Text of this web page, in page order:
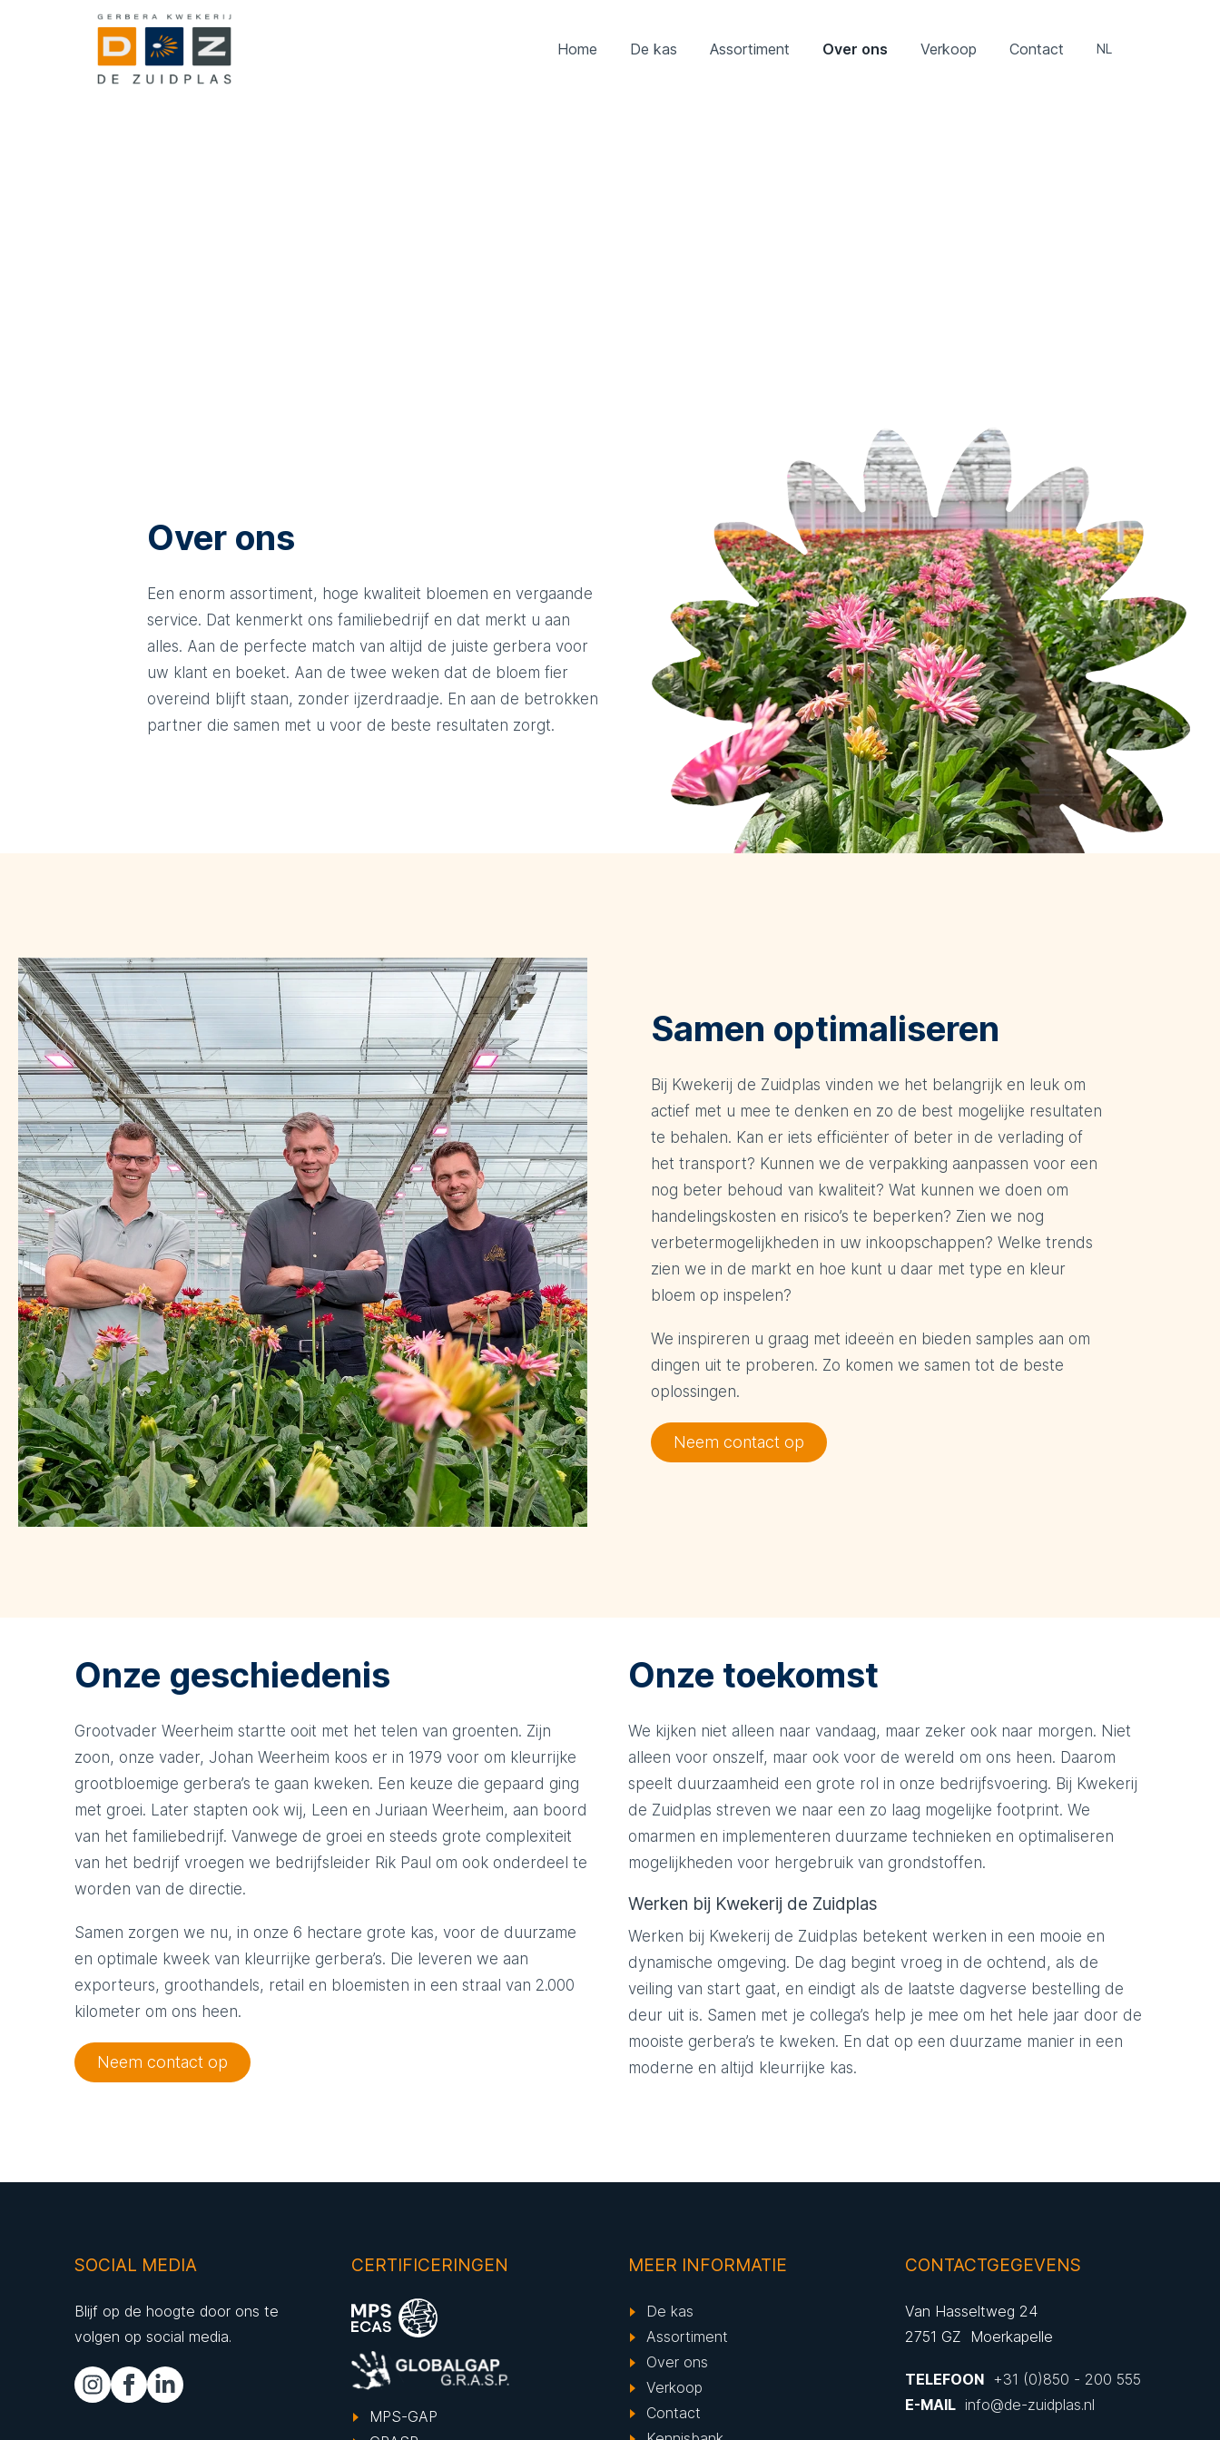
Home De kas Assortiment Over ons Verkoop Contact NL
Over ons
Een enorm assortiment, hoge kwaliteit bloemen en vergaande
service. Dat kenmerkt ons familiebedrijf en dat merkt u aan
alles. Aan de perfecte match van altijd de juiste gerbera voor
uw klant en boeket. Aan de twee weken dat de bloem fier
overeind blijft staan, zonder ijzerdraadje. En aan de betrokken
partner die samen met u voor de beste resultaten zorgt.
Samen optimaliseren
Bij Kwekerij de Zuidplas vinden we het belangrijk en leuk om
actief met u mee te denken en zo de best mogelijke resultaten
te behalen. Kan er iets efficiënter of beter in de verlading of
het transport? Kunnen we de verpakking aanpassen voor een
nog beter behoud van kwaliteit? Wat kunnen we doen om
handelingskosten en risico’s te beperken? Zien we nog
verbetermogelijkheden in uw inkoopschappen? Welke trends
zien we in de markt en hoe kunt u daar met type en kleur
bloem op inspelen?
We inspireren u graag met ideeën en bieden samples aan om
dingen uit te proberen. Zo komen we samen tot de beste
oplossingen.
Neem contact op
Onze geschiedenis
Grootvader Weerheim startte ooit met het telen van groenten. Zijn
zoon, onze vader, Johan Weerheim koos er in 1979 voor om kleurrijke
grootbloemige gerbera’s te gaan kweken. Een keuze die gepaard ging
met groei. Later stapten ook wij, Leen en Juriaan Weerheim, aan boord
van het familiebedrijf. Vanwege de groei en steeds grote complexiteit
van het bedrijf vroegen we bedrijfsleider Rik Paul om ook onderdeel te
worden van de directie.
Samen zorgen we nu, in onze 6 hectare grote kas, voor de duurzame
en optimale kweek van kleurrijke gerbera’s. Die leveren we aan
exporteurs, groothandels, retail en bloemisten in een straal van 2.000
kilometer om ons heen.
Neem contact op
Onze toekomst
We kijken niet alleen naar vandaag, maar zeker ook naar morgen. Niet
alleen voor onszelf, maar ook voor de wereld om ons heen. Daarom
speelt duurzaamheid een grote rol in onze bedrijfsvoering. Bij Kwekerij
de Zuidplas streven we naar een zo laag mogelijke footprint. We
omarmen en implementeren duurzame technieken en optimaliseren
mogelijkheden voor hergebruik van grondstoffen.
Werken bij Kwekerij de Zuidplas
Werken bij Kwekerij de Zuidplas betekent werken in een mooie en
dynamische omgeving. De dag begint vroeg in de ochtend, als de
veiling van start gaat, en eindigt als de laatste dagverse bestelling de
deur uit is. Samen met je collega’s help je mee om het hele jaar door de
mooiste gerbera’s te kweken. En dat op een duurzame manier in een
moderne en altijd kleurrijke kas.
SOCIAL MEDIA
Blijf op de hoogte door ons te
volgen op social media.
CERTIFICERINGEN
MPS-GAP
MEER INFORMATIE
De kas
Assortiment
Over ons
Verkoop
Contact
CONTACTGEGEVENS
Van Hasseltweg 24
2751 GZ Moerkapelle
TELEFOON +31 (0)850 - 200 555
E-MAIL info@de-zuidplas.nl